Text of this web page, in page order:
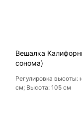
Вешалка
сонома)
Регулировка высоты:
см; Высота: 105 см